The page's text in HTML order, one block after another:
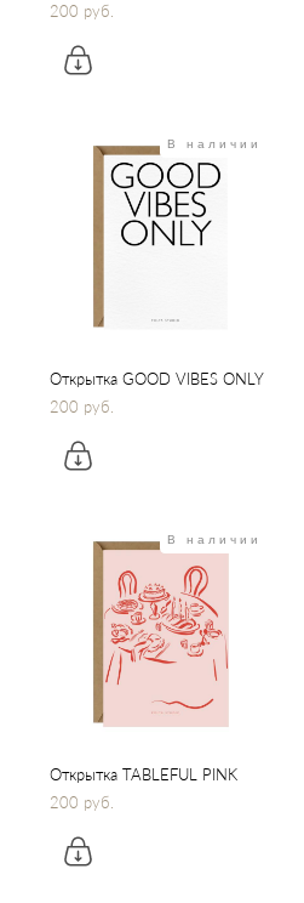
200 pуб.
В наличии
Открытка GOOD VIBES ONLY
200 pуб.
В наличии
Открытка TABLEFUL PINK
200 pуб.